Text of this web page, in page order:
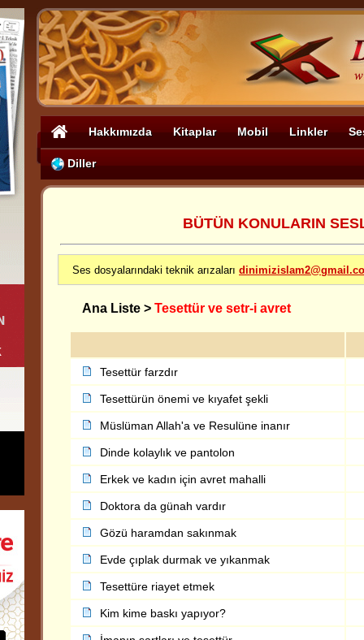
Hakkımızda Kitaplar Mobil Linkler
Diller
BÜTÜN KONULARIN
Ses dosyalarındaki teknik arızaları
Ana Liste > Tesettür ve setr-i avret
Tesettür farzdır
Tesettürün önemi ve kıyafet şekli
Müslüman Allah'a ve Resulüne inanır
Dinde kolaylık ve pantolon
Erkek ve kadın için avret mahalli
Doktora da günah vardır
Gözü haramdan sakınmak
Evde çıplak durmak ve yıkanmak
Tesettüre riayet etmek
Kim kime baskı yapıyor?